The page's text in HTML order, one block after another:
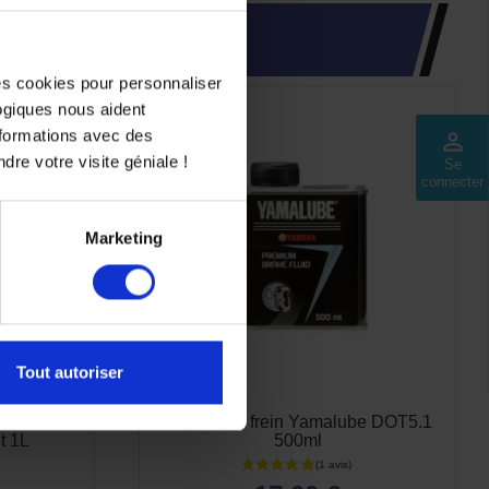
cookies pour personnaliser
nous aident
avec des
votre visite géniale !
Marketing
Tout autoriser
perm_identity
Se
connecter
-5%
Liquide de frein Yamalube DOT5.1
500ml